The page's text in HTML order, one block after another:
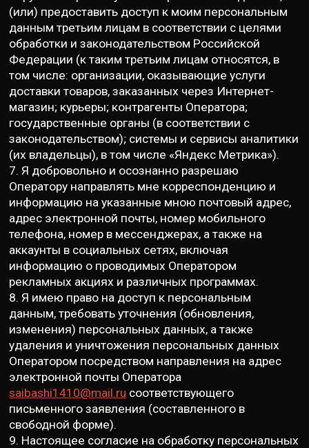
(или) предоставить доступ к моим персональным
данным третьим лицам в соответствии с целями
обработки и законодательством Российской
Федерации (к таким третьим лицам относятся, в
том числе: организации, оказывающие услуги
доставки товаров, заказанных через Интернет-
магазин; курьеры; контрагенты Оператора;
государственные органы (в соответствии с
законодательством); системы и сервисы аналитики
(их владельцы), в том числе «Яндекс Метрика»).
7. Я добровольно и осознанно разрешаю
Оператору направлять мне корреспонденцию и
информацию на указанные мною почтовый адрес,
адрес электронной почты, номер мобильного
телефона, номер в мессенджерах, а также на
аккаунты в социальных сетях, включая
информацию о проводимых Оператором
рекламных акциях и различных программах.
8. Я имею право на доступ к персональным
данным, требовать уточнения (обновления,
изменения) персональных данных, а также
удаления и уничтожения персональных данных
Оператором посредством направления на адрес
электронной почты Оператора
saibashi1410@mail.ru соответствующего
письменного заявления (составленного в
свободной форме).
9. Настоящее согласие на обработку персональных